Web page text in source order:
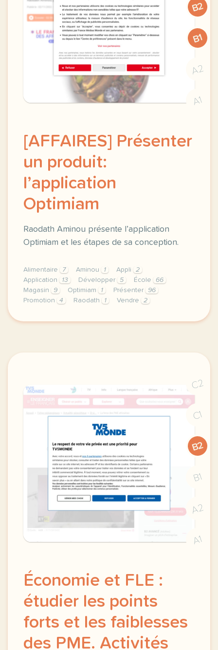
B2
B1
A2
A1
[AFFAIRES] Présenter
un produit:
l’application
Optimiam
Raodath Aminou présente l’application
Optimiam et les étapes de sa conception.
Alimentaire 7 Aminou 1 Appli
2
Application
13 Développer 5 École
66
Magasin
9 Optimiam 1 Présenter
96
Promotion
4 Raodath 1 Vendre 2
exercice c1 c2 affaires presenter un produit l
C2
C1
B2
B1
A2
A1
Économie et FLE :
étudier les points
forts et les faiblesses
des PME. Activités